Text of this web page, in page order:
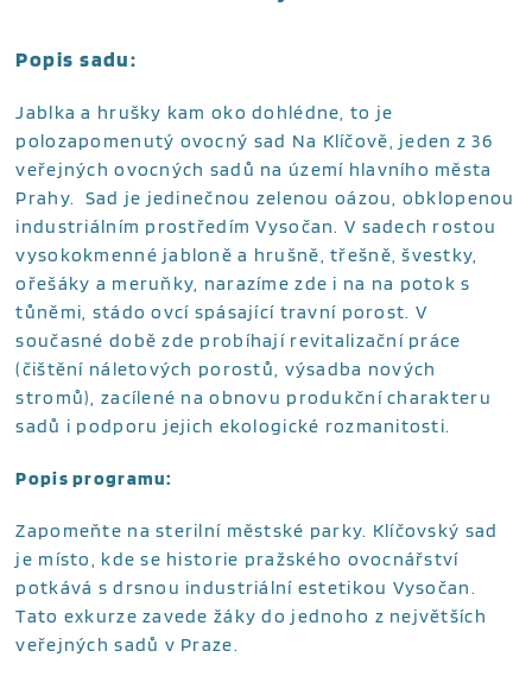
Popis sadu:
Jablka a hrušky kam oko dohlédne, to je
polozapomenutý ovocný sad Na Klíčově, jeden z 36
veřejných ovocných sadů na území hlavního města
Prahy. Sad je jedinečnou zelenou oázou, obklopenou
industriálním prostředím Vysočan. V sadech rostou
vysokokmenné jabloně a hrušně, třešně, švestky,
ořešáky a meruňky, narazíme zde i na na potok s
tůněmi, stádo ovcí spásající travní porost. V
současné době zde probíhají revitalizační práce
(čištění náletových porostů, výsadba nových
stromů), zacílené na obnovu produkční charakteru
sadů i podporu jejich ekologické rozmanitosti.
Popis programu:
Zapomeňte na sterilní městské parky. Klíčovský sad
je místo, kde se historie pražského ovocnářství
potkává s drsnou industriální estetikou Vysočan.
Tato exkurze zavede žáky do jednoho z největších
veřejných sadů v Praze.